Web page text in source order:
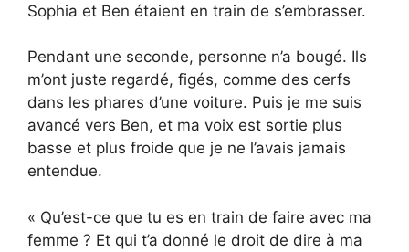
Sophia et Ben étaient en train de s’embrasser.
Pendant une seconde, personne n’a bougé. Ils
m’ont juste regardé, figés, comme des cerfs
dans les phares d’une voiture. Puis je me suis
avancé vers Ben, et ma voix est sortie plus
basse et plus froide que je ne l’avais jamais
entendue.
« Qu’est-ce que tu es en train de faire avec ma
femme ? Et qui t’a donné le droit de dire à ma